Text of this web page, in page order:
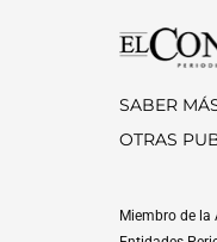
SABER
OTRAS
Miembro de la